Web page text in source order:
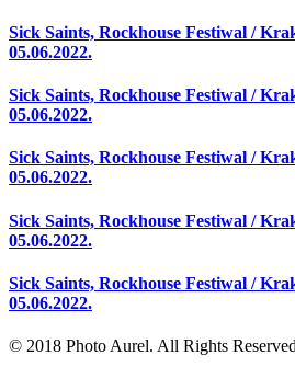
Sick Saints, Rockhouse Festiwal /
05.06.2022.
Sick Saints, Rockhouse Festiwal /
05.06.2022.
Sick Saints, Rockhouse Festiwal /
05.06.2022.
Sick Saints, Rockhouse Festiwal /
05.06.2022.
Sick Saints, Rockhouse Festiwal /
05.06.2022.
© 2018 Photo Aurel. All Rights